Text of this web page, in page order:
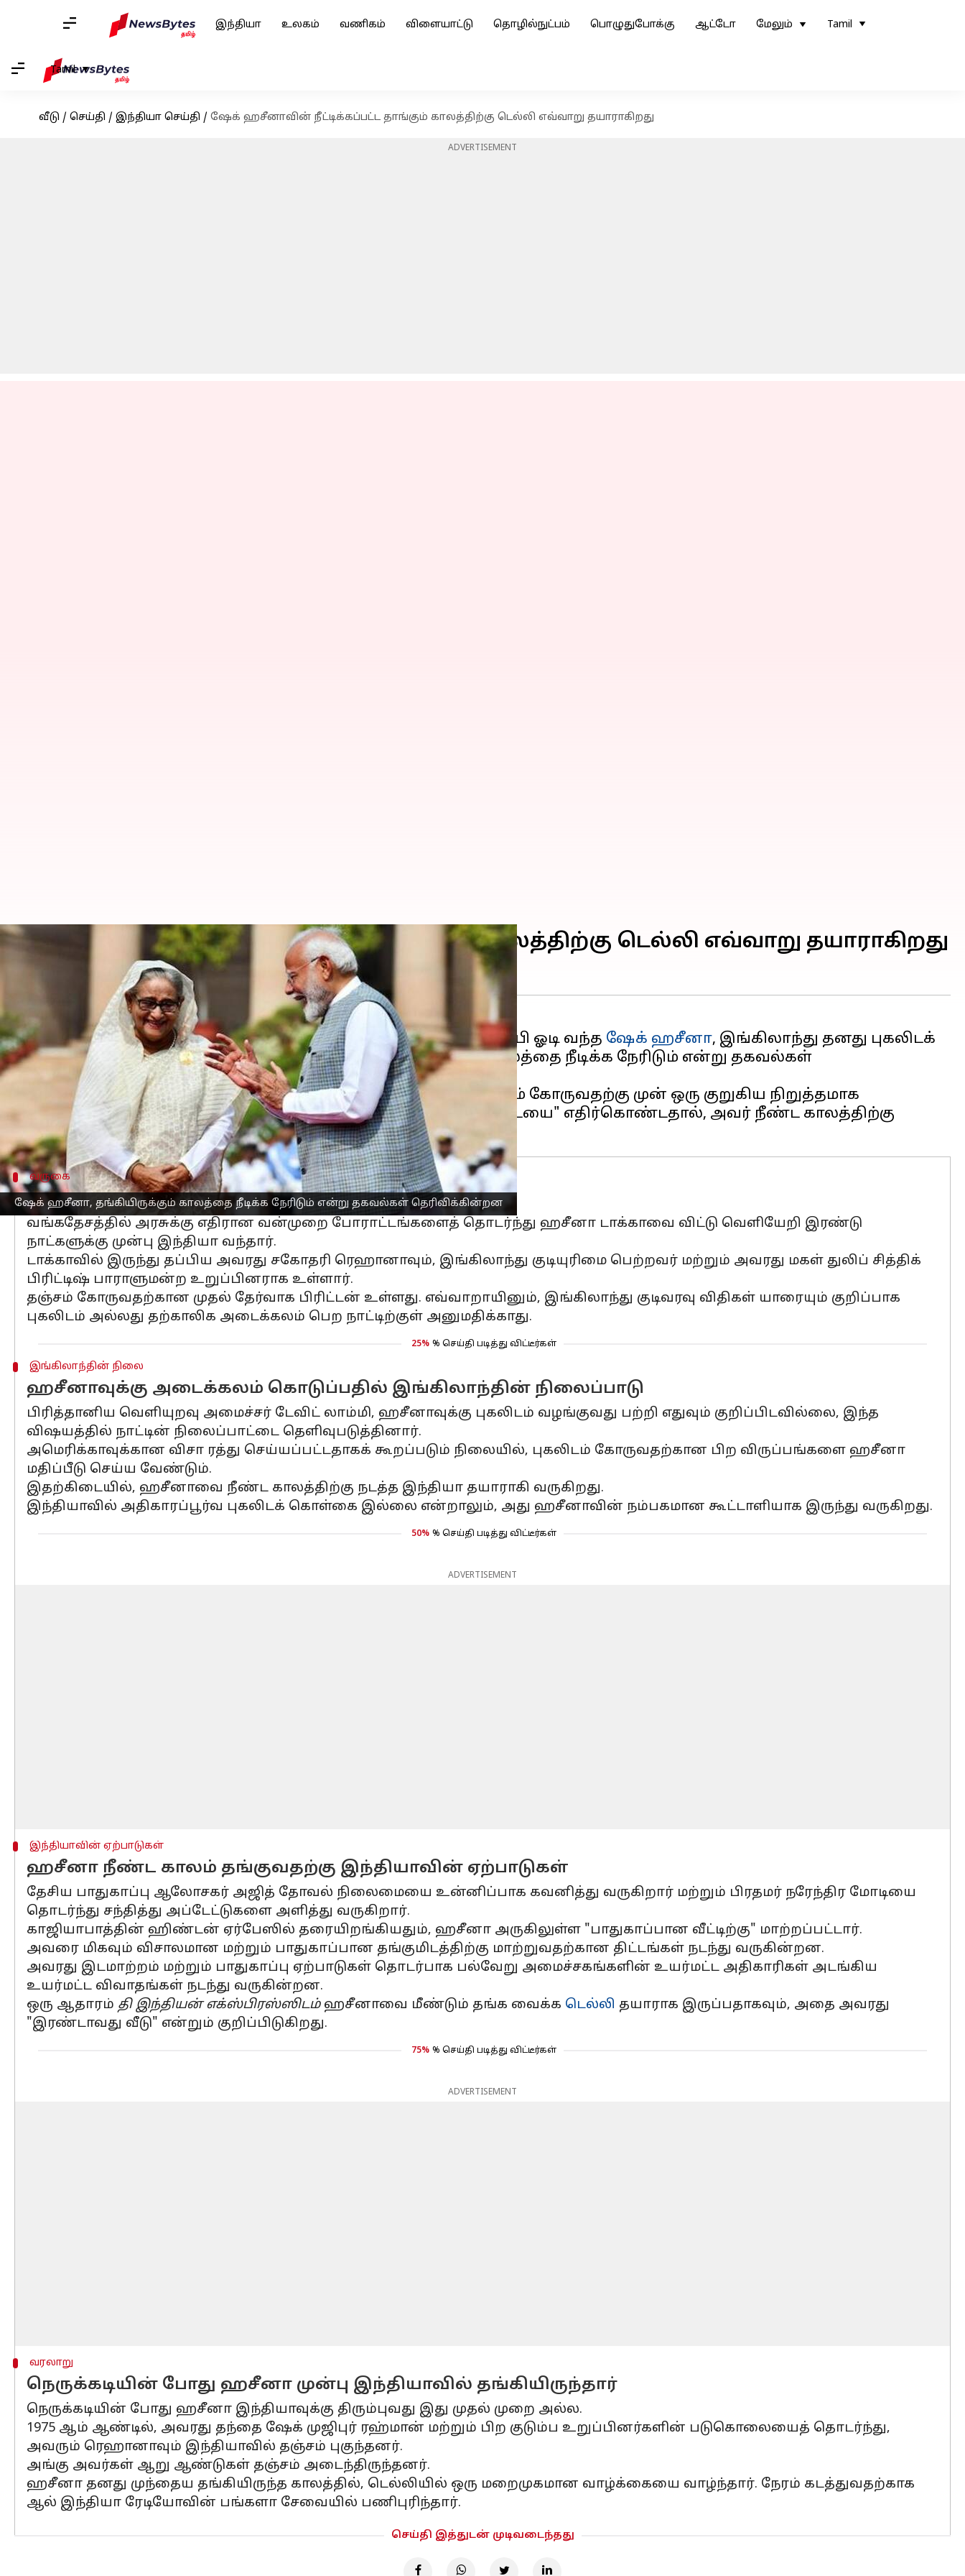
இந்தியா உலகம் வணிகம் விளையாட்டு தொழில்நுட்பம் பொழுதுபோக்கு ஆட்டோ மேலும் Tamil
Tamil
வீடு / செய்தி / இந்தியா செய்தி / ஷேக் ஹசீனாவின் நீட்டிக்கப்பட்ட தாங்கும் காலத்திற்கு டெல்லி எவ்வாறு தயாராகிறது
ADVERTISEMENT
ஷேக் ஹசீனா, தங்கியிருக்கும் காலத்தை நீடிக்க நேரிடும் என்று தகவல்கள் தெரிவிக்கின்றன
ஷேக் ஹசீனாவின் நீட்டிக்கப்பட்ட தாங்கும் காலத்திற்கு டெல்லி எவ்வாறு தயாராகிறது
Venkatalakshmi V Aug 07, 2024 05:43 pm
செய்தி முன்னோட்டம்
பங்களாதேஷ் பிரதமராக இருந்து பதவி விலகிய, நாட்டை விட்டு தப்பி ஓடி வந்த ஷேக் ஹசீனா, இங்கிலாந்து தனது புகலிடக்
கோரிக்கையை நிராகரித்ததால்,இந்தியாவில் தங்கியிருக்கும் காலத்தை நீடிக்க நேரிடும் என்று தகவல்கள்
தெரிவிக்கின்றன.
ஆரம்பத்தில், ஹசீனாவின் இந்திய விஜயம்இங்கிலாந்தில்
புகலிடம் கோருவதற்கு முன் ஒரு குறுகிய நிறுத்தமாக
திட்டமிடப்பட்டது. இருப்பினும், இந்த திட்டம் ஒரு "தொழில்நுட்ப தடையை" எதிர்கொண்டதால், அவர் நீண்ட காலத்திற்கு
வருகை
ஹசீனாவின் இந்தியா வருகை
வங்கதேசத்தில் அரசுக்கு எதிரான வன்முறை போராட்டங்களைத் தொடர்ந்து ஹசீனா டாக்காவை விட்டு வெளியேறி இரண்டு
நாட்களுக்கு முன்பு இந்தியா வந்தார்.
டாக்காவில் இருந்து தப்பிய அவரது சகோதரி ரெஹானாவும், இங்கிலாந்து குடியுரிமை பெற்றவர் மற்றும் அவரது மகள் துலிப் சித்திக்
பிரிட்டிஷ் பாராளுமன்ற உறுப்பினராக உள்ளார்.
தஞ்சம் கோருவதற்கான முதல் தேர்வாக பிரிட்டன் உள்ளது. எவ்வாறாயினும், இங்கிலாந்து குடிவரவு விதிகள் யாரையும் குறிப்பாக
புகலிடம் அல்லது தற்காலிக அடைக்கலம் பெற நாட்டிற்குள் அனுமதிக்காது.
25% % செய்தி படித்து விட்டீர்கள்
இங்கிலாந்தின் நிலை
ஹசீனாவுக்கு அடைக்கலம் கொடுப்பதில் இங்கிலாந்தின் நிலைப்பாடு
பிரித்தானிய வெளியுறவு அமைச்சர் டேவிட் லாம்மி, ஹசீனாவுக்கு புகலிடம் வழங்குவது பற்றி எதுவும் குறிப்பிடவில்லை, இந்த
விஷயத்தில் நாட்டின் நிலைப்பாட்டை தெளிவுபடுத்தினார்.
அமெரிக்காவுக்கான விசா ரத்து செய்யப்பட்டதாகக் கூறப்படும் நிலையில், புகலிடம் கோருவதற்கான பிற விருப்பங்களை ஹசீனா
மதிப்பீடு செய்ய வேண்டும்.
இதற்கிடையில், ஹசீனாவை நீண்ட காலத்திற்கு நடத்த இந்தியா தயாராகி வருகிறது.
இந்தியாவில் அதிகாரப்பூர்வ புகலிடக் கொள்கை இல்லை என்றாலும், அது ஹசீனாவின் நம்பகமான கூட்டாளியாக இருந்து வருகிறது.
50% % செய்தி படித்து விட்டீர்கள்
ADVERTISEMENT
இந்தியாவின் ஏற்பாடுகள்
ஹசீனா நீண்ட காலம் தங்குவதற்கு இந்தியாவின் ஏற்பாடுகள்
தேசிய பாதுகாப்பு ஆலோசகர் அஜித் தோவல் நிலைமையை உன்னிப்பாக கவனித்து வருகிறார் மற்றும் பிரதமர் நரேந்திர மோடியை
தொடர்ந்து சந்தித்து அப்டேட்டுகளை அளித்து வருகிறார்.
காஜியாபாத்தின் ஹிண்டன் ஏர்பேஸில் தரையிறங்கியதும், ஹசீனா அருகிலுள்ள "பாதுகாப்பான வீட்டிற்கு" மாற்றப்பட்டார்.
அவரை மிகவும் விசாலமான மற்றும் பாதுகாப்பான தங்குமிடத்திற்கு மாற்றுவதற்கான திட்டங்கள் நடந்து வருகின்றன.
அவரது இடமாற்றம் மற்றும் பாதுகாப்பு ஏற்பாடுகள் தொடர்பாக பல்வேறு அமைச்சகங்களின் உயர்மட்ட அதிகாரிகள் அடங்கிய
உயர்மட்ட விவாதங்கள் நடந்து வருகின்றன.
ஒரு ஆதாரம் தி இந்தியன் எக்ஸ்பிரஸ்ஸிடம்ஹசீனாவை மீண்டும் தங்க வைக்க டெல்லி தயாராக இருப்பதாகவும், அதை அவரது
"இரண்டாவது வீடு" என்றும் குறிப்பிடுகிறது.
75% % செய்தி படித்து விட்டீர்கள்
ADVERTISEMENT
வரலாறு
நெருக்கடியின் போது ஹசீனா முன்பு இந்தியாவில் தங்கியிருந்தார்
நெருக்கடியின் போது ஹசீனா இந்தியாவுக்கு திரும்புவது இது முதல் முறை அல்ல.
1975 ஆம் ஆண்டில், அவரது தந்தை ஷேக் முஜிபுர் ரஹ்மான் மற்றும் பிற குடும்ப உறுப்பினர்களின் படுகொலையைத் தொடர்ந்து,
அவரும் ரெஹானாவும் இந்தியாவில் தஞ்சம் புகுந்தனர்.
அங்கு அவர்கள் ஆறு ஆண்டுகள் தஞ்சம் அடைந்திருந்தனர்.
ஹசீனா தனது முந்தைய தங்கியிருந்த காலத்தில், டெல்லியில் ஒரு மறைமுகமான வாழ்க்கையை வாழ்ந்தார். நேரம் கடத்துவதற்காக
ஆல் இந்தியா ரேடியோவின் பங்களா சேவையில் பணிபுரிந்தார்.
செய்தி இத்துடன் முடிவடைந்தது